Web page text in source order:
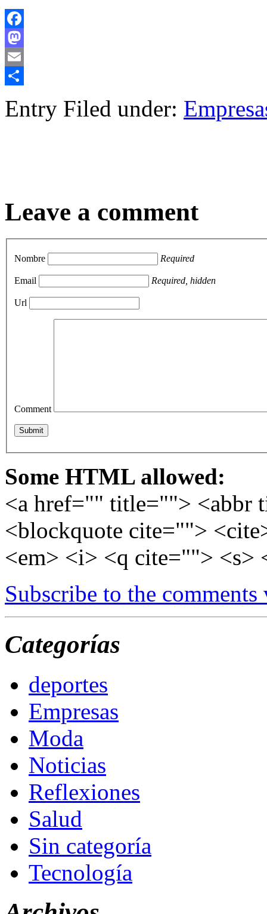
Facebook
Mastodon
Email
Entry Filed under:
Leave a comment
Nombre Required
Email Required, hidden
Url
Comment
Some HTML allowed:
<a href="" title=""> <abbr
<blockquote cite="">
<em> <i> <q cite=""> <s>
Subscribe to the comments
Categorías
deportes
Empresas
Moda
Noticias
Reflexiones
Salud
Sin categoría
Tecnología